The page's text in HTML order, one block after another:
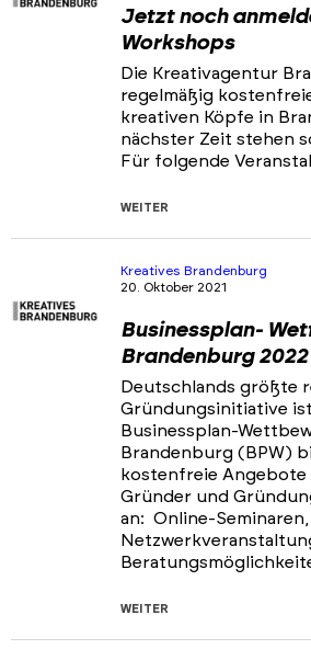
Jetzt noch
Workshops
Die Kreativagentur
regelmäßig
kreativen Köpfe in
nächster Zeit stehen
Für folgende
WEITER
Kreatives Brandenburg
20. Oktober 2021
Businessplan-
Brandenburg 2022
Deutschlands größte
Gründungsinitiative
Businessplan-
Brandenburg (BPW)
kostenfreie Angebote
Gründer und
an: Online-
WEITER